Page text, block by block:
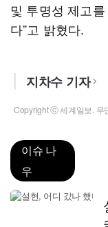
및 투명성 제고
다”고 밝혔다.
지차수 기자
Copyright ⓒ 세계일보. 무
이슈 나
우